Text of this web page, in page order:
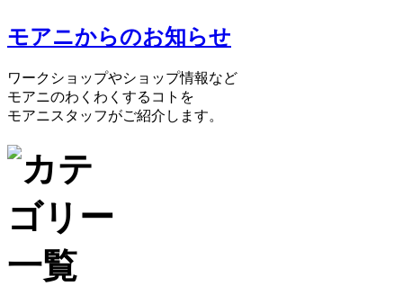
モアニからのお知らせ
ワークショップやショップ情報など
モアニのわくわくするコトを
モアニスタッフがご紹介します。